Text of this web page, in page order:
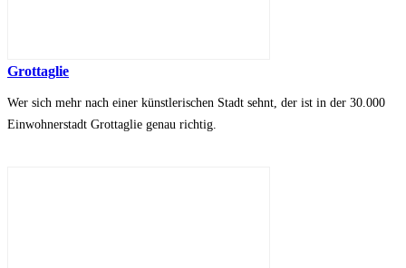
Grottaglie
Wer sich mehr nach einer künstlerischen Stadt sehnt, der ist in der 30.000
Einwohnerstadt Grottaglie genau richtig.